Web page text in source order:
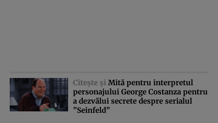
Citeşte şi Mită pentru interpretul
personajului George Costanza pentru
a dezvălui secrete despre serialul
”Seinfeld”